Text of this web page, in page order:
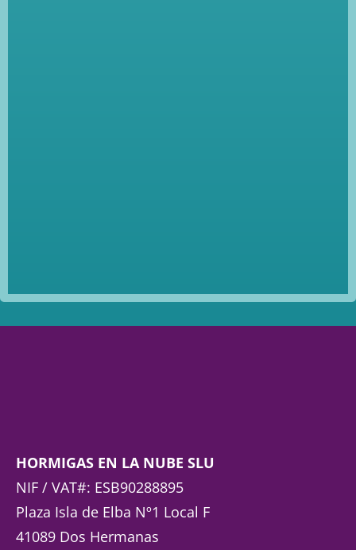
HORMIGAS EN LA NUBE SLU
NIF / VAT#: ESB90288895
Plaza Isla de Elba Nº1 Local F
41089 Dos Hermanas